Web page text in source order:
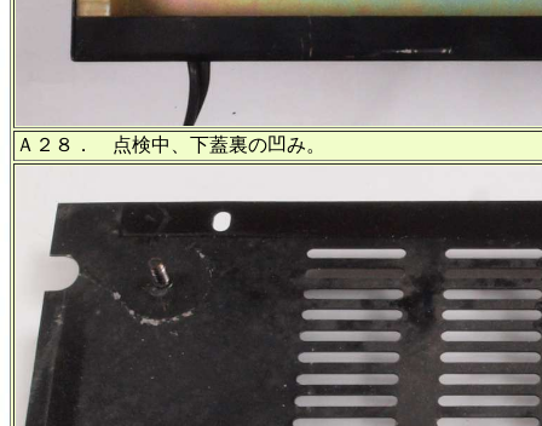
Ａ２８． 点検中、下蓋裏の凹み。